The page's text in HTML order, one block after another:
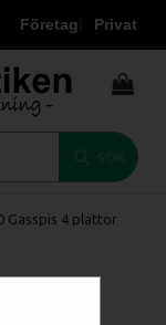
Företag Privat
Gasspis 4 plattor